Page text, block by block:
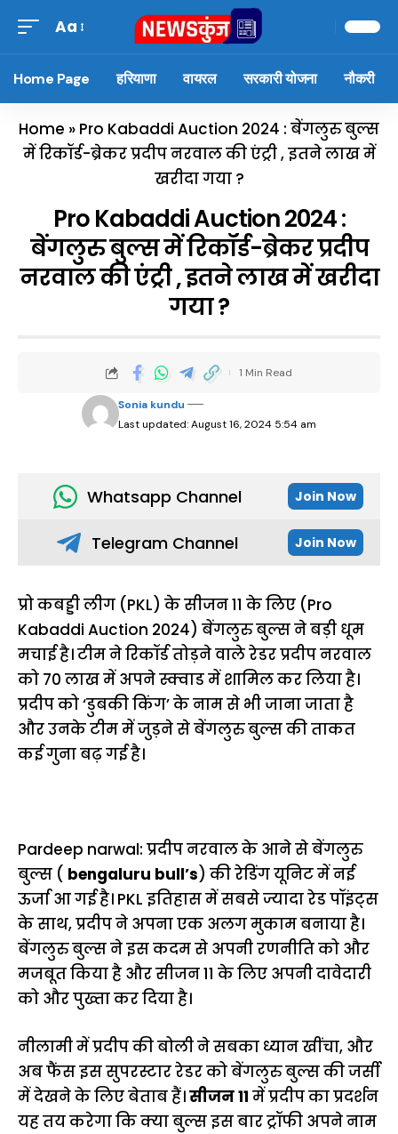
Aa
Home Page हरियाणा वायरल सरकारी योजना नौकरी
Home » Pro Kabaddi Auction 2024 : बेंगलुरु बुल्स
में रिकॉर्ड-ब्रेकर प्रदीप नरवाल की एंट्री , इतने लाख में
खरीदा गया ?
Pro Kabaddi Auction 2024 :
बेंगलुरु बुल्स में रिकॉर्ड-ब्रेकर प्रदीप
नरवाल की एंट्री , इतने लाख में खरीदा
गया ?
Last updated: August 16, 2024 5:54 am
Sonia kundu
1 Min Read
Whatsapp Channel Join Now
Telegram Channel Join Now
प्रो कबड्डी लीग (PKL) के सीजन 11 के लिए (Pro
Kabaddi Auction 2024) बेंगलुरु बुल्स ने बड़ी धूम
मचाई है। टीम ने रिकॉर्ड तोड़ने वाले रेडर प्रदीप नरवाल
को ₹70 लाख में अपने स्क्वाड में शामिल कर लिया है।
प्रदीप को ‘डुबकी किंग’ के नाम से भी जाना जाता है
और उनके टीम में जुड़ने से बेंगलुरु बुल्स की ताकत
कई गुना बढ़ गई है।
Pardeep narwal: प्रदीप नरवाल के आने से बेंगलुरु
बुल्स ( bengaluru bull’s) की रेडिंग यूनिट में नई
ऊर्जा आ गई है। PKL इतिहास में सबसे ज्यादा रेड पॉइंट्स
के साथ, प्रदीप ने अपना एक अलग मुकाम बनाया है।
बेंगलुरु बुल्स ने इस कदम से अपनी रणनीति को और
मजबूत किया है और सीजन 11 के लिए अपनी दावेदारी
को और पुख्ता कर दिया है।
नीलामी में प्रदीप की बोली ने सबका ध्यान खींचा, और
अब फैंस इस सुपरस्टार रेडर को बेंगलुरु बुल्स की जर्सी
में देखने के लिए बेताब हैं।सीजन 11 में प्रदीप का प्रदर्शन
यह तय करेगा कि क्या बुल्स इस बार ट्रॉफी अपने नाम